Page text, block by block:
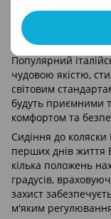
Сидіння Peg-
комфортне
повітрі.
Популярний
чудовою якістю,
світовим
будуть приємними
комфортом та
Сидіння до
перших днів життя
кілька положень
градусів,
захист
м'яким